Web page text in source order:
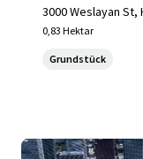
3000 Weslayan St,
0,83 Hektar
Grundstück